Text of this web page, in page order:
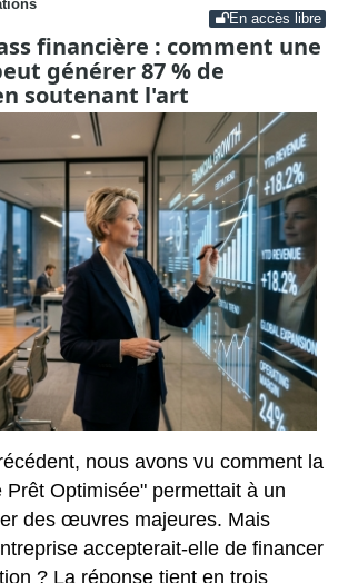
En accès libre
financière : comment une
générer 87 % de
soutenant l'art
nous avons vu comment la
Prêt Optimisée" permettait à un
des œuvres majeures. Mais
accepterait-elle de financer
? La réponse tient en trois